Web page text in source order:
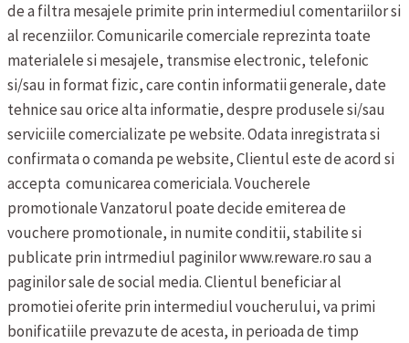
de a filtra mesajele primite prin intermediul comentariilor si
al recenziilor.Comunicarile comerciale reprezinta toate
materialele si mesajele, transmise electronic, telefonic
si/sau in format fizic, care contin informatii generale, date
tehnice sau orice alta informatie, despre produsele si/sau
serviciile comercializate pe website. Odata inregistrata si
confirmata o comanda pe website, Clientul este de acord si
accepta comunicarea comericiala.Voucherele
promotionaleVanzatorul poate decide emiterea de
vouchere promotionale, in numite conditii, stabilite si
publicate prin intrmediul paginilor www.reware.ro sau a
paginilor sale de social media. Clientul beneficiar al
promotiei oferite prin intermediul voucherului, va primi
bonificatiile prevazute de acesta, in perioada de timp